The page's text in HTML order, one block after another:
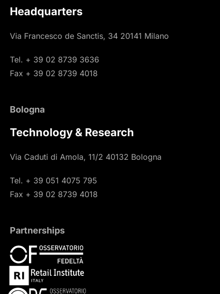
Headquarters
Via Francesco de Sanctis, 34 20141 Milano
Tel. + 39 02 8739 3636
Fax + 39 02 8739 4018
Bologna
Technology & Research
Via Caduti di Amola, 11/2 40132 Bologna
Tel. + 39 051 4075 795
Fax + 39 02 8739 4018
Partnerships